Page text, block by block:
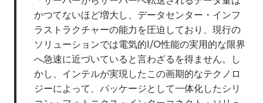
かつてないほど増大し、データセンター・インフ
ラストラクチャーの能力を圧迫しており、現行の
ソリューションでは電気的I/O性能の実用的な限界
へ急速に近づいていると言わざるを得ません。し
かし、インテルが実現したこの画期的なテクノロ
ジーによって、パッケージとして一体化したシリ